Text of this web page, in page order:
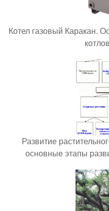
Котел газовый Каракан.
Развитие
основные этапы